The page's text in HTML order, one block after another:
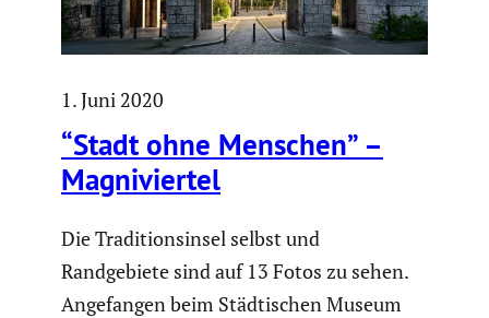
1. Juni 2020
“Stadt ohne Menschen” –
Magni­viertel
Die Traditionsinsel selbst und
Randgebiete sind auf 13 Fotos zu sehen.
Angefangen beim Städtischen Museum